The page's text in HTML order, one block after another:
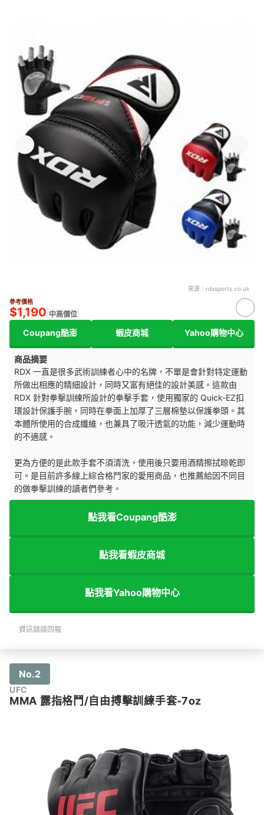
來源： rdxsports.co.uk
參考價格
$1,190 中高價位
Coupang酷澎 蝦皮商城 Yahoo購物中心
商品摘要
RDX 一直是很多武術訓練者心中的名牌，不單是會針對特定運動
所做出相應的精細設計，同時又富有絕佳的設計美感。這款由
RDX 針對拳擊訓練所設計的拳擊手套，使用獨家的 Quick-EZ扣
環設計保護手腕，同時在拳面上加厚了三層棉墊以保護拳頭。其
本體所使用的合成纖維，也兼具了吸汗透氣的功能，減少運動時
的不適感。
更為方便的是此款手套不須清洗，使用後只要用酒精擦拭晾乾即
可。是目前許多線上綜合格鬥家的愛用商品，也推薦給因不同目
的做拳擊訓練的讀者們參考。
點我看Coupang酷澎
點我看蝦皮商城
點我看Yahoo購物中心
資訊錯誤回報
No.2
UFC
MMA 露指格鬥/⾃由搏擊訓練⼿套-7oz